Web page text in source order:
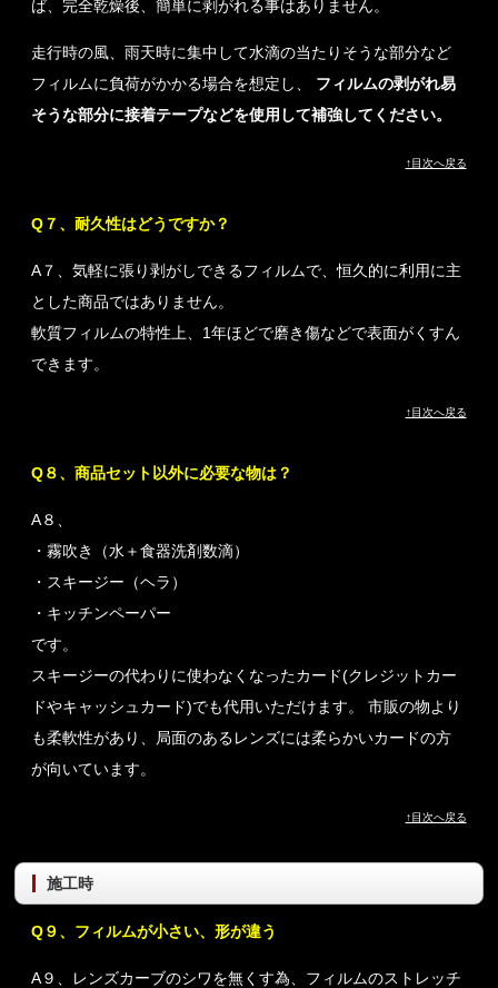
ば、完全乾燥後、簡単に剥がれる事はありません。
走行時の風、雨天時に集中して水滴の当たりそうな部分など
フィルムに負荷がかかる場合を想定し、 フィルムの剥がれ易
そうな部分に接着テープなどを使用して補強してください。
↑目次へ戻る
Q７、耐久性はどうですか？
A７、気軽に張り剥がしできるフィルムで、恒久的に利用に主
とした商品ではありません。
軟質フィルムの特性上、1年ほどで磨き傷などで表面がくすん
できます。
↑目次へ戻る
Q８、商品セット以外に必要な物は？
A８、
・霧吹き（水＋食器洗剤数滴）
・スキージー（ヘラ）
・キッチンペーパー
です。
スキージーの代わりに使わなくなったカード(クレジットカー
ドやキャッシュカード)でも代用いただけます。 市販の物より
も柔軟性があり、局面のあるレンズには柔らかいカードの方
が向いています。
↑目次へ戻る
施工時
Q９、フィルムが小さい、形が違う
A９、レンズカーブのシワを無くす為、フィルムのストレッチ